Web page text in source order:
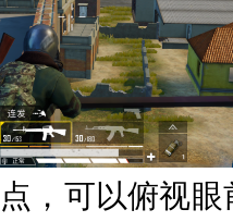
，可以俯视